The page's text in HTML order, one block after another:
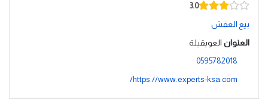
3.0
بيع العفش
العنوان العويقيلة
0595782018
https://www.experts-ksa.com/